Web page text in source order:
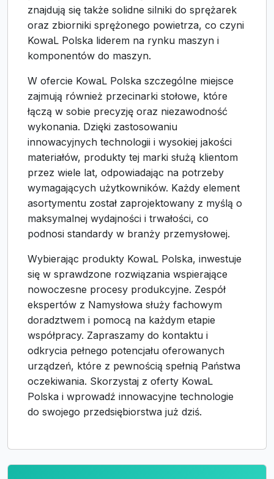
znajdują się także solidne silniki do sprężarek
oraz zbiorniki sprężonego powietrza, co czyni
KowaL Polska liderem na rynku maszyn i
komponentów do maszyn.
W ofercie KowaL Polska szczególne miejsce
zajmują również przecinarki stołowe, które
łączą w sobie precyzję oraz niezawodność
wykonania. Dzięki zastosowaniu
innowacyjnych technologii i wysokiej jakości
materiałów, produkty tej marki służą klientom
przez wiele lat, odpowiadając na potrzeby
wymagających użytkowników. Każdy element
asortymentu został zaprojektowany z myślą o
maksymalnej wydajności i trwałości, co
podnosi standardy w branży przemysłowej.
Wybierając produkty KowaL Polska, inwestuje
się w sprawdzone rozwiązania wspierające
nowoczesne procesy produkcyjne. Zespół
ekspertów z Namysłowa służy fachowym
doradztwem i pomocą na każdym etapie
współpracy. Zapraszamy do kontaktu i
odkrycia pełnego potencjału oferowanych
urządzeń, które z pewnością spełnią Państwa
oczekiwania. Skorzystaj z oferty KowaL
Polska i wprowadź innowacyjne technologie
do swojego przedsiębiorstwa już dziś.